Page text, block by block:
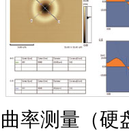
曲率测量（硬